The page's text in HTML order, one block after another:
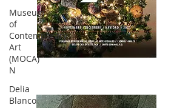
Museum
of
Contemporary
Art
(MOCA)
N
Delia
Blanco
OCA|News 28 / Noviembre-Diciembre, 2023